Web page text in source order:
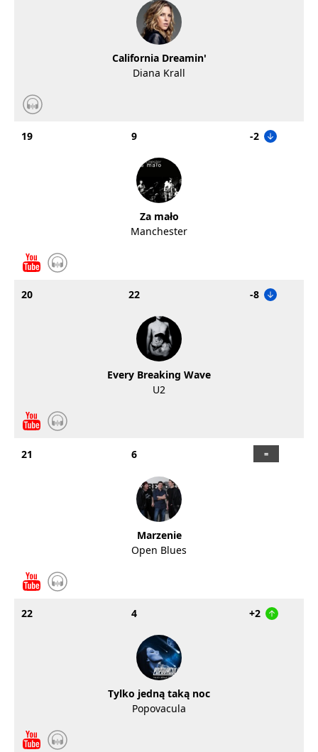
California Dreamin'
Diana Krall
19 9 -2
Za mało
Manchester
20 22 -8
Every Breaking Wave
U2
21 6
Marzenie
Open Blues
22 4 +2
Tylko jedną taką noc
Popovacula